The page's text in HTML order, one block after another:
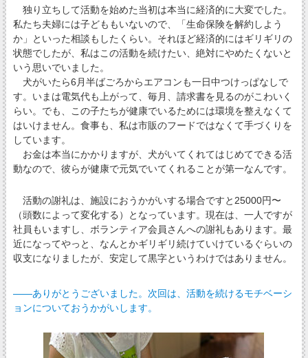
独り立ちして活動を始めた当初は本当に経済的に大変でした。
私たち夫婦には子どももいないので、「生命保険を解約しよう
か」といった相談もしたくらい。それほど経済的にはギリギリの
状態でしたが、私はこの活動を続けたい、絶対にやめたくないと
いう思いでいました。
犬がいたら6月半ばごろからエアコンも一日中つけっぱなしで
す。いまは電気代も上がって、毎月、請求書を見るのがこわいく
らい。でも、この子たちが健康でいるためには環境を整えなくて
はいけません。食事も、私は市販のフードではなくて手づくりを
しています。
お金は本当にかかりますが、犬がいてくれてはじめてできる活
動なので、彼らが健康で元気でいてくれることが第一なんです。
活動の謝礼は、施設におうかがいする場合ですと25000円〜
（頭数によって変化する）となっています。現在は、一人ですが
社員もいますし、ボランティア会員さんへの謝礼もあります。最
近になってやっと、なんとかギリギリ続けていけているぐらいの
収支になりましたが、安定して黒字というわけではありません。
――ありがとうございました。次回は、活動を続けるモチベーシ
ョンについておうかがいします。